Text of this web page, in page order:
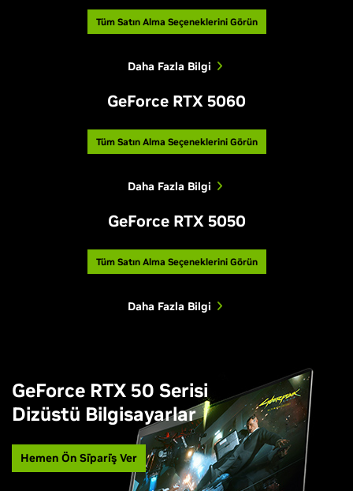
Tüm Satın Alma Seçeneklerini Görün
Daha Fazla Bilgi
GeForce RTX 5060
Tüm Satın Alma Seçeneklerini Görün
Daha Fazla Bilgi
GeForce RTX 5050
Tüm Satın Alma Seçeneklerini Görün
Daha Fazla Bilgi
GeForce RTX 50 Serisi
Dizüstü Bilgisayarlar
Hemen Ön Si̇pari̇ş Ver